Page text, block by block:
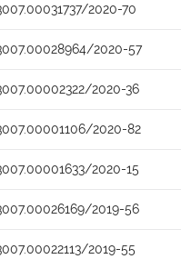
2020-70
2020-57
2020-36
2020-82
2020-15
2019-56
2019-55